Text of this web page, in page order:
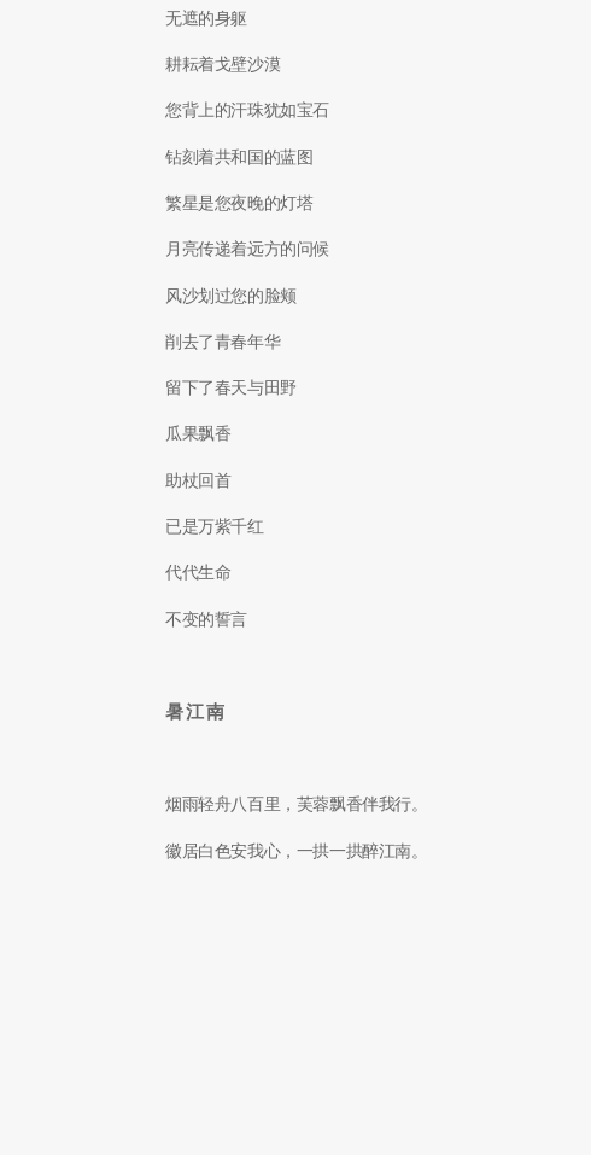
无遮的身躯
耕耘着戈壁沙漠
您背上的汗珠犹如宝石
钻刻着共和国的蓝图
繁星是您夜晚的灯塔
月亮传递着远方的问候
风沙划过您的脸颊
削去了青春年华
留下了春天与田野
瓜果飘香
助杖回首
已是万紫千红
代代生命
不变的誓言
暑江南
烟雨轻舟八百里，芙蓉飘香伴我行。
徽居白色安我心，一拱一拱醉江南。